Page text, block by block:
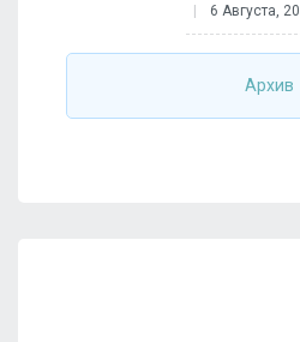
6 Августа,
Архив